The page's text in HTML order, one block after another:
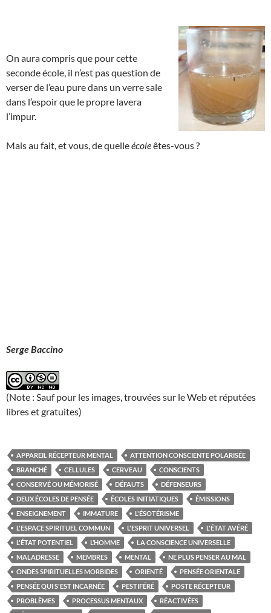
On aura compris que pour cette
seconde école, il n’est pas question de
verser de l’eau pure dans un verre sale
dans l’espoir que le propre lavera
l’impur.
Mais au fait, et vous, de quelleécoleêtes-vous ?
Serge Baccino
(Note : Sauf pour les images, trouvées sur le Web et réputées
libres et gratuites)
APPAREIL RÉCEPTEUR MENTAL
ATTENTION CONSCIENTE POLARISÉE
BRANCHÉ
CELLULES CERVEAU
CONSCIENTS
CONSERVÉ OU MÉMORISÉ
DÉFAUTS
DÉFENSEURS
DEUX ÉCOLES DE PENSÉE
ÉCOLES INITIATIQUES
ÉMISSIONS
ENSEIGNEMENT
IMMATURE
L'ÉSOTÉRISME
L'ESPACE SPIRITUEL COMMUN
L'ESPRIT UNIVERSEL
L'ÉTAT AVÉRÉ
L'ÉTAT POTENTIEL
L’HOMME
LA CONSCIENCE UNIVERSELLE
MALADRESSE
MEMBRES MENTAL
NE PLUS PENSER AU MAL
ONDES SPIRITUELLES MORBIDES
ORIENTÉ
PENSÉE ORIENTALE
PENSÉE QUI S'EST INCARNÉE
PESTIFÉRÉ
POSTE RÉCEPTEUR
PROBLÈMES
PROCESSUS MENTAUX
RÉACTIVÉES